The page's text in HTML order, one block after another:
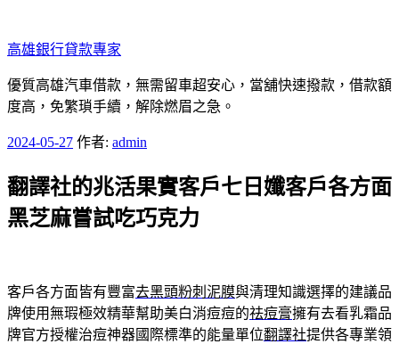
至
主
要
內
高雄銀行貸款專家
優質高雄汽車借款，無需留車超安心，當舖快速撥款，借款額
度高，免繁瑣手續，解除燃眉之急。
發
於
2024-05-27 作者: admin
翻譯社的兆活果實客戶七日孅客戶各方面
黑芝麻嘗試吃巧克力
客戶各方面皆有豐富去黑頭粉刺泥膜與清理知識選擇的建議品
牌使用無瑕極效精華幫助美白消痘痘的祛痘膏擁有去看乳霜品
牌官方授權治痘神器國際標準的能量單位翻譯社提供各專業領